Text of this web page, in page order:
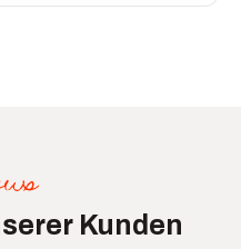
Kunden